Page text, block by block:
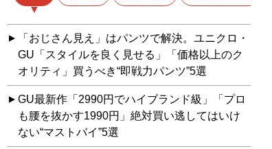
「おじさん見え」はパンツで解決。ユニクロ・
GU「スタイルを良く見せる」「価格以上のク
オリティ」買うべき“即戦力パンツ”5選
GU最新作「2990円でハイブランド級」「プロ
も腰を抜かす1990円」絶対買い逃してはいけ
ない“マストバイ”5選